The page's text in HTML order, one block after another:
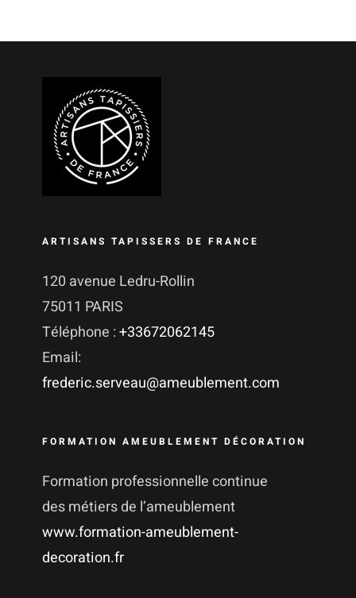
ARTISANS TAPISSERS DE FRANCE
120 avenue Ledru-Rollin
75011 PARIS
Téléphone :+33672062145
Email:
frederic.serveau@ameublement.com
FORMATION AMEUBLEMENT DÉCORATION
Formation professionnelle continue
des métiers de l’ameublement
www.formation-ameublement-
decoration.fr